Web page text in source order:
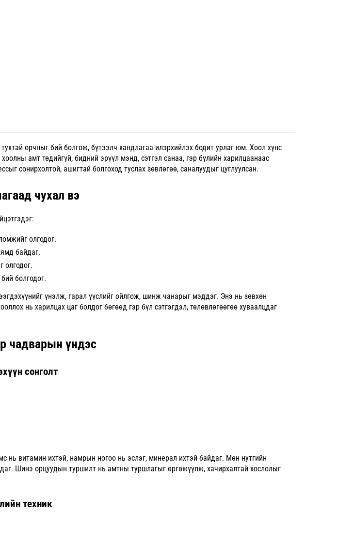
орчныг бий болгож, бүтээлч хандлагаа илэрхийлэх бодит урлаг юм. Хоол хүнс
амт төдийгүй, бидний эрүүл мэнд, сэтгэл санаа, гэр бүлийн харилцаанаас
сонирхолтой, ашигтай болгоход туслах зөвлөгөө, саналуудыг цуглуулсан.
чухал вэ
олгодог.
байдаг.
олгодог.
болгодог.
үнэлж, гарал үүслийг ойлгож, шинж чанарыг мэддэг. Энэ нь зөвхөн
нь харилцах цаг болдог бөгөөд гэр бүл сэтгэгдэл, төлөвлөгөөгөө хуваалцдаг
чадварын үндэс
сонголт
витамин ихтэй, намрын ногоо нь эслэг, минерал ихтэй байдаг. Мөн нутгийн
Шинэ орцуудын туршилт нь амтны туршлагыг өргөжүүлж, хачирхалтай хослолыг
техник